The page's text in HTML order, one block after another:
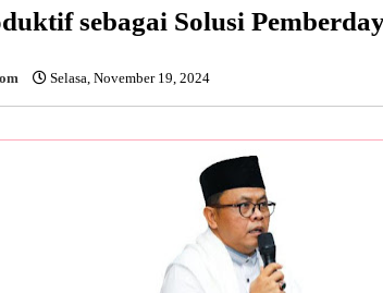
sebagai Solusi
Selasa, November 19, 2024